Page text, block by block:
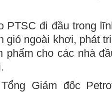
PTSC đi đầu trong
gió ngoài khơi, phát
phẩm cho các nhà
Giám đốc